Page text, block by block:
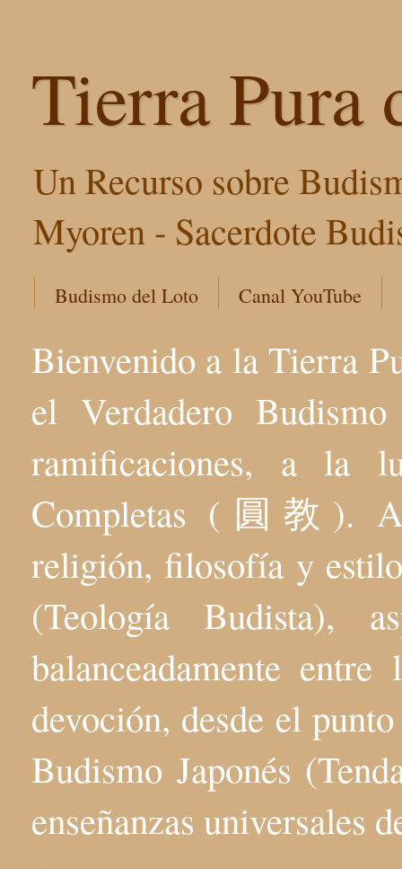
Tierra Pura
Un Recurso sobre
Myoren - Sacerdote
Budismo del Loto Canal YouTube
Bienvenido a la Tierra
el Verdadero
ramificaciones, a la
Completas (圓教).
religión, filosofía y
(Teología Budista),
balanceadamente
devoción, desde el
Budismo Japonés
enseñanzas universales